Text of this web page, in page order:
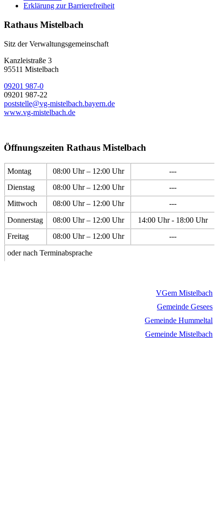
Erklärung zur Barrierefreiheit
Rathaus Mistelbach
Sitz der Verwaltungsgemeinschaft
Kanzleistraße 3
95511 Mistelbach
09201 987-0
09201 987-22
poststelle@vg-mistelbach.bayern.de
www.vg-mistelbach.de
Öffnungszeiten Rathaus Mistelbach
Montag 08:00 Uhr – 12:00 Uhr
---
Dienstag
08:00 Uhr – 12:00 Uhr
---
Mittwoch
08:00 Uhr – 12:00 Uhr
---
Donnerstag
08:00 Uhr – 12:00 Uhr
14:00 Uhr - 18:00 Uhr
Freitag
08:00 Uhr – 12:00 Uhr
---
oder nach Terminabsprache
VGem Mistelbach
Gemeinde Gesees
Gemeinde Hummeltal
Gemeinde Mistelbach